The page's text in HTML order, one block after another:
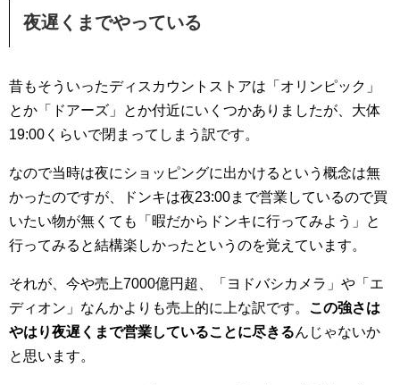
夜遅くまでやっている
昔もそういったディスカウントストアは「オリンピック」
とか「ドアーズ」とか付近にいくつかありましたが、大体
19:00くらいで閉まってしまう訳です。
なので当時は夜にショッピングに出かけるという概念は無
かったのですが、ドンキは夜23:00まで営業しているので買
いたい物が無くても「暇だからドンキに行ってみよう」と
行ってみると結構楽しかったというのを覚えています。
それが、今や売上7000億円超、「ヨドバシカメラ」や「エ
ディオン」なんかよりも売上的に上な訳です。 この強さは
やはり夜遅くまで営業していることに尽きるんじゃないか
と思います。